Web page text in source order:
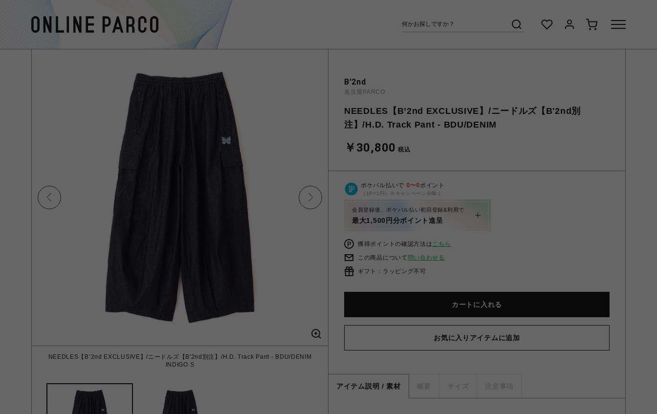
NEEDLES【B’2nd EXCLUSIVE】/ニードルズ【B'2nd別注】/H.D. Track Pant - BDU/DENIM
INDIGO S
B'2nd
名古屋PARCO
NEEDLES【B’2nd EXCLUSIVE】/ニードルズ【B'2nd別
注】/H.D. Track Pant - BDU/DENIM
￥30,800 税込
ポケパル払いで 0〜0ポイント
（1P=1円）※キャンペーン分除く
会員登録後、ポケパル払い初回登録&利用で
最大1,500円分ポイント進呈
獲得ポイントの確認方法はこちら
この商品について 問い合わせる
ギフト：ラッピング不可
カートに入れる
お気に入りアイテムに追加
アイテム説明 / 素材 概要 サイズ 注意事項